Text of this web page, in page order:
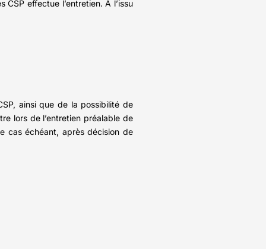
effectue l’entretien. A l’issu
ainsi que de la possibilité de
lors de l’entretien préalable de
cas échéant, après décision de